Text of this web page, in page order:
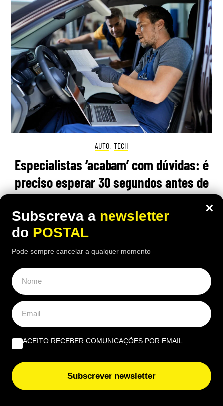
AUTO, TECH
Especialistas ‘acabam’ com dúvidas: é
preciso esperar 30 segundos antes de
ligar o ar condicionado no carro para
proteger o motor?
14:40 4 Agosto, 2026
Ligar o ar condicionado nos dias de calor é prática
comum dos condutores especialmente nos dias
de verão, mas será que deve esperar para não
prejudicar o motor?
×
Subscreva a newsletter
do POSTAL
Pode sempre cancelar a qualquer momento
ACEITO RECEBER COMUNICAÇÕES POR EMAIL
Subscrever newsletter